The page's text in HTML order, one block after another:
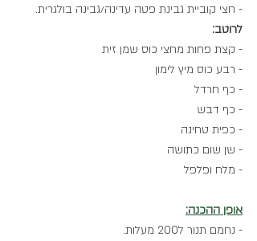
- חצי קוביית גבינת פטה עדינה/גבינה בולגרית.
לרוטב:
- קצת פחות מחצי כוס שמן זית
- רבע כוס מיץ לימון
- כף חרדל
- כף דבש
- כפית טחינה
- שן שום כתושה
- מלח ופלפל
אופן ההכנה:
- נחמם תנור ל200 מעלות.